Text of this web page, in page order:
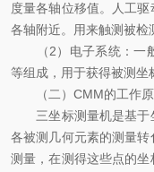
度量各轴位移值。人工
各轴附近。用来触测被检
（2）电子系统：一般
等组成，用于获得被测坐
（二）CMM的工作原
三坐标测量机是基于
各被测几何元素的测量
测量，在测得这些点的